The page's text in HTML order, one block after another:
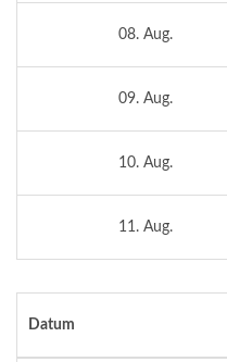
08. Aug.
09. Aug.
10. Aug.
11. Aug.
Datum